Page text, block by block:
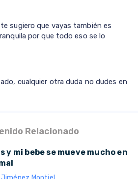
sugiero que vayas también es
por que todo eso se lo
cualquier otra duda no dudes en
Relacionado
y mi bebe se mueve mucho en